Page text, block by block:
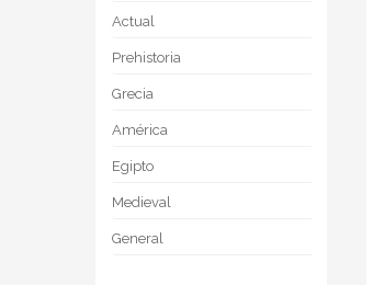
Actual
Prehistoria
Grecia
América
Egipto
Medieval
General